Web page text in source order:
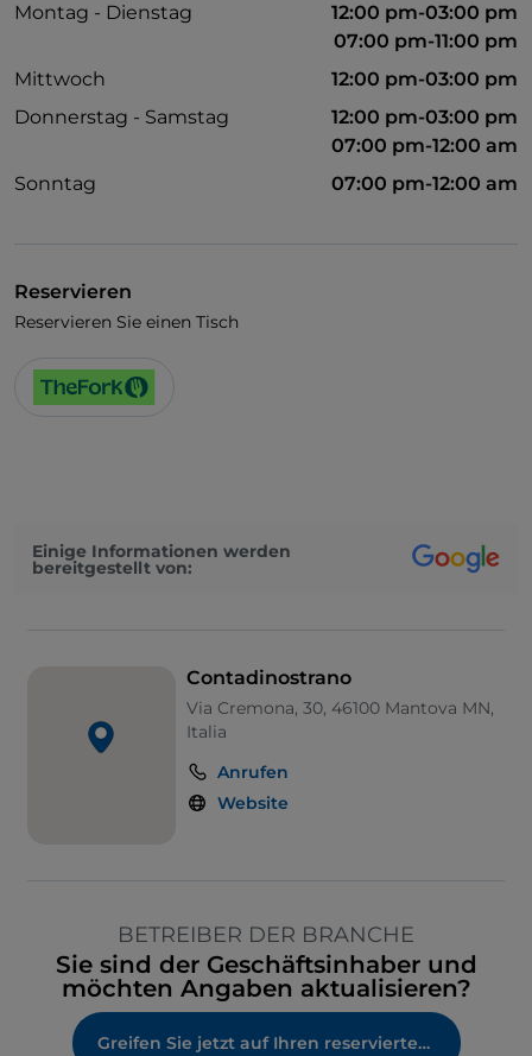
WLAN
Montag - Dienstag
12:00 pm-03:00 pm
07:00 pm-11:00 pm
Mittwoch
12:00 pm-03:00 pm
Donnerstag - Samstag
12:00 pm-03:00 pm
07:00 pm-12:00 am
Sonntag
07:00 pm-12:00 am
Reservieren
Reservieren Sie einen Tisch
Einige Informationen werden
bereitgestellt von:
Contadinostrano
Via Cremona, 30, 46100 Mantova MN,
Italia
Anrufen
Website
BETREIBER DER BRANCHE
Sie sind der Geschäftsinhaber und
möchten Angaben aktualisieren?
Greifen Sie jetzt auf Ihren reservierten Bereich zu